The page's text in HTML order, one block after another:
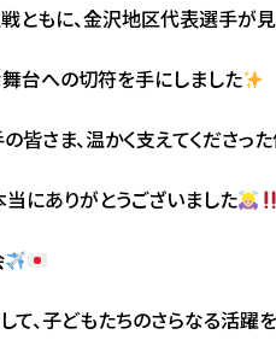
ともに、金沢地区代表選手が見
台への切符を手にしました
皆さま、温かく支えてくださっ
当にありがとうございました
て、子どもたちのさらなる活躍